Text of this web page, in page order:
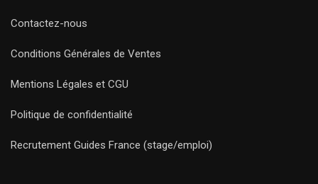
Contactez-nous
Conditions Générales de Ventes
Mentions Légales et CGU
Politique de confidentialité
Recrutement Guides France (stage/emploi)